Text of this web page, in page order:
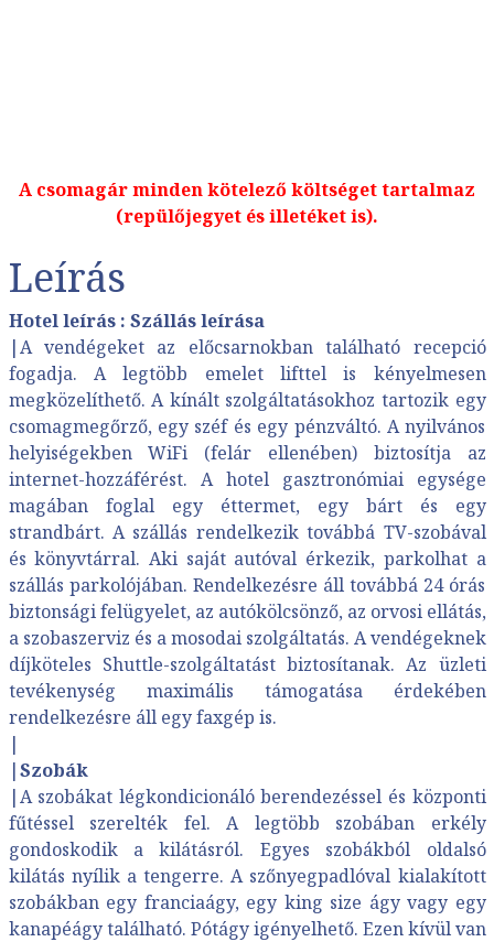
A csomagár minden kötelező költséget tartalmaz
(repülőjegyet és illetéket is).
Leírás
Hotel leírás : Szállás leírása
|A vendégeket az előcsarnokban található recepció
fogadja. A legtöbb emelet lifttel is kényelmesen
megközelíthető. A kínált szolgáltatásokhoz tartozik egy
csomagmegőrző, egy széf és egy pénzváltó. A nyilvános
helyiségekben WiFi (felár ellenében) biztosítja az
internet-hozzáférést. A hotel gasztronómiai egysége
magában foglal egy éttermet, egy bárt és egy
strandbárt. A szállás rendelkezik továbbá TV-szobával
és könyvtárral. Aki saját autóval érkezik, parkolhat a
szállás parkolójában. Rendelkezésre áll továbbá 24 órás
biztonsági felügyelet, az autókölcsönző, az orvosi ellátás,
a szobaszerviz és a mosodai szolgáltatás. A vendégeknek
díjköteles Shuttle-szolgáltatást biztosítanak. Az üzleti
tevékenység maximális támogatása érdekében
rendelkezésre áll egy faxgép is.
|
|Szobák
|A szobákat légkondicionáló berendezéssel és központi
fűtéssel szerelték fel. A legtöbb szobában erkély
gondoskodik a kilátásról. Egyes szobákból oldalsó
kilátás nyílik a tengerre. A szőnyegpadlóval kialakított
szobákban egy franciaágy, egy king size ágy vagy egy
kanapéágy található. Pótágy igényelhető. Ezen kívül van